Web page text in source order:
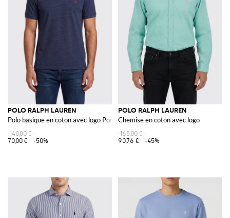
POLO RALPH LAUREN
Polo basique en coton avec logo Pony
140,00 €
70,00 €
-50%
POLO RALPH LAUREN
Chemise en coton avec logo
165,00 €
90,76 €
-45%